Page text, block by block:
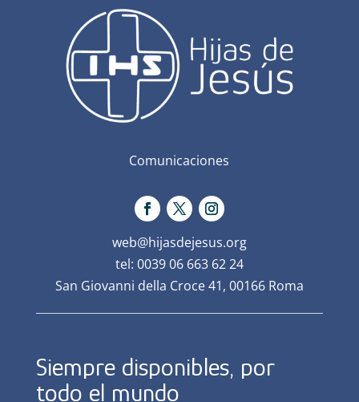
Comunicaciones
web@hijasdejesus.org
tel: 0039 06 663 62 24
San Giovanni della Croce 41, 00166 Roma
Siempre disponibles, por
todo el mundo